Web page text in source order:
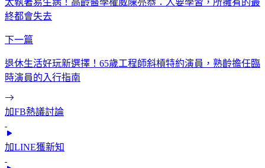
太執著易生病！高齡醫學權威陳亮恭：人要學習，所擁有的最
終都會失去
下一篇
退休生活好玩新選擇！65歲工程師斜槓特約演員，熟齡擔任臨
時演員的入行指南
加FB熱議討論
加LINE獲新知